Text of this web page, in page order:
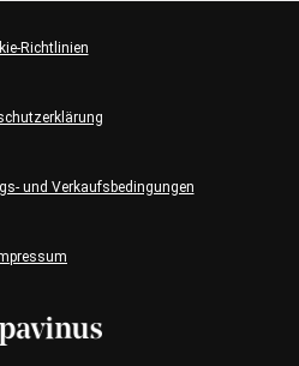
und Verkaufsbedingungen
Richtlinien